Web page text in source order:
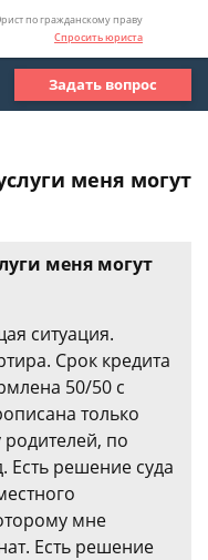
по гражданскому праву
Спросить юриста
Задать вопрос
меня могут
меня могут
ситуация.
Срок кредита
50/50 с
только
по
Есть решение суда
мне
Есть решение